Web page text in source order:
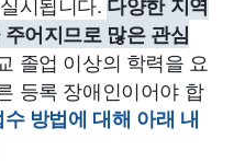
어지므로 많은 관심
졸업 이상의 학력을 요
등록 장애인이어야 합
방법에 대해 아래 내